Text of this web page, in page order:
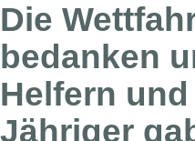
Die
bedanken
Helfern
Jähriger